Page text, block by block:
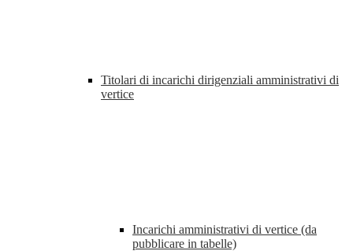
Titolari di incarichi dirigenziali amministrativi di
vertice
Incarichi amministrativi di vertice (da
pubblicare in tabelle)